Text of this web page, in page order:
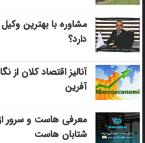
مشاوره با بهترین
دارد؟
آنالیز اقتصاد کلان از
آفرین
معرفی هاست و سرور
شتابان هاست